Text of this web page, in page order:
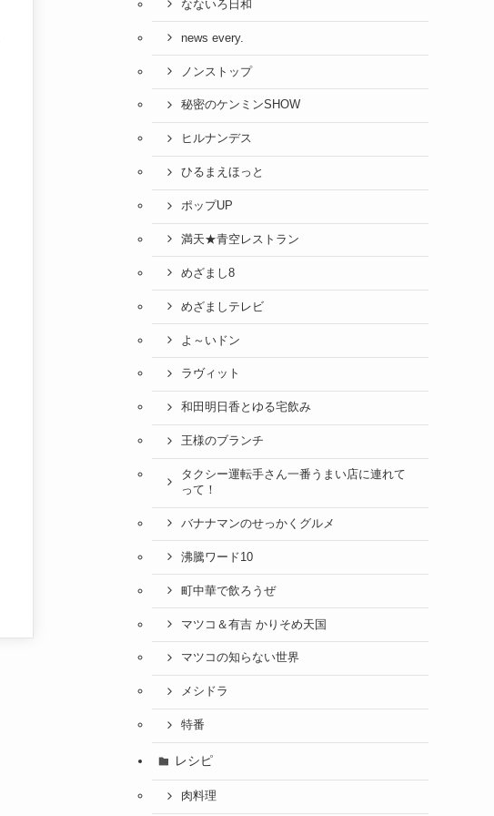
なないろ日和
news every.
ノンストップ
秘密のケンミンSHOW
ヒルナンデス
ひるまえほっと
ポップUP
満天★青空レストラン
めざまし8
めざましテレビ
よ～いドン
ラヴィット
和田明日香とゆる宅飲み
王様のブランチ
タクシー運転手さん一番うまい店に連れて
って！
バナナマンのせっかくグルメ
沸騰ワード10
町中華で飲ろうぜ
マツコ＆有吉 かりそめ天国
マツコの知らない世界
メシドラ
特番
レシピ
肉料理